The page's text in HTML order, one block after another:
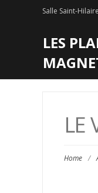
Salle Saint-
LES
LE
Home /